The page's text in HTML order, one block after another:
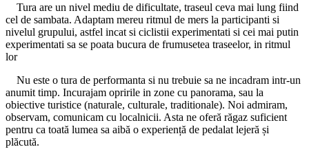
Tura are un nivel mediu de dificultate, traseul ceva mai lung fiind
cel de sambata. Adaptam mereu ritmul de mers la participanti si
nivelul grupului, astfel incat si ciclistii experimentati si cei mai putin
experimentati sa se poata bucura de frumusetea traseelor, in ritmul
lor
Nu este o tura de performanta si nu trebuie sa ne incadram intr-un
anumit timp. Incurajam opririle in zone cu panorama, sau la
obiective turistice (naturale, culturale, traditionale). Noi admiram,
observam, comunicam cu localnicii. Asta ne oferă răgaz suficient
pentru ca toată lumea sa aibă o experiență de pedalat lejeră și
plăcută.